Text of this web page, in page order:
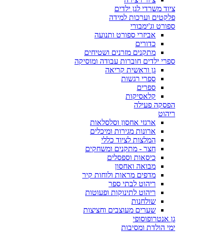
ציוד משרדי לגן ילדים
פלקטים וערכות למידה
ספורט וג'ימבורי
אביזרי ספורט ותנועה
כדורים
מתקנים מזרנים ושטיחים
ספרי ילדים חוברות עבודה ומוסיקה
גן וראשית קריאה
ספרי רגשות
ספרים
קלאסיקות
הפסקה פעילה
ריהוט
ארגזי אחסון וסלסלאות
ארונות מגירות ומיכלים
המלצות לציוד כללי
חצר - מתקנים ומשחקים
כיסאות וספסלים
מבואה ואחסון
מדפים מראות ולוחות קיר
ריהוט לבתי ספר
ריהוט לתינוקות ופעוטות
שולחנות
שערים מעוצבים וחציצות
גן אנטרופוסופי
ימי הולדת ומסיבות